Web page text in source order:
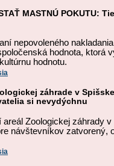
MASTNÚ POKUTU:
nepovoleného
hodnota, ktorá
hodnotu.
záhrade v
si nevydýchnu
areál Zoologickej záhrady
návštevníkov zatvorený,